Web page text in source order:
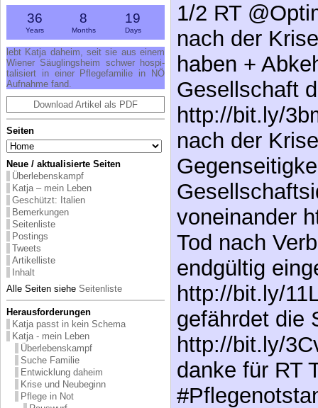
36
Years
8
Months
19
Days
lebt Kat­ja da­heim, seit sie aus ei­nem
Wie­ner Säug­lings­heim schwer hos­pi­
ta­li­siert in ei­ner Pfle­ge­fa­mi­lie in NÖ
Auf­nah­me fand.
Download Artikel als PDF
Seiten
Neue / aktualisierte Seiten
Überlebenskampf
Katja – mein Leben
Geschützt: Italien
Bemerkungen
Seitenliste
Postings
Tweets
Artikelliste
Inhalt
Alle Seiten siehe Seitenliste
Herausforderungen
Katja passt in kein Schema
Katja - mein Leben
Überlebenskampf
Suche Familie
Entwicklung daheim
Krise und Neubeginn
Pflege in Not
1/2 RT
nach der
haben +
Gesellschaft
http://bit.ly/
nach der
voneinander
Tod nach
endgültig
http://bit.ly/
gefährdet die
http://bit.ly/
danke für RT